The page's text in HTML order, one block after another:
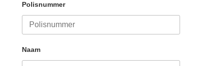
Polisnummer
Naam